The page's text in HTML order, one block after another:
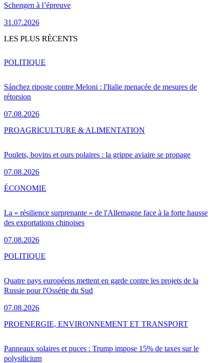
Schengen à l’épreuve
31.07.2026
LES PLUS RÉCENTS
Sánchez riposte contre Meloni : l'Italie menacée de mesures de
rétorsion
07.08.2026
POLITIQUE
Poulets, bovins et ours polaires : la grippe aviaire se propage
07.08.2026
PROAGRICULTURE & ALIMENTATION
La « résilience surprenante » de l'Allemagne face à la forte hausse
des exportations chinoises
07.08.2026
ÉCONOMIE
Quatre pays européens mettent en garde contre les projets de la
Russie pour l'Ossétie du Sud
07.08.2026
POLITIQUE
Panneaux solaires et puces : Trump impose 15% de taxes sur le
polysilicium
PROENERGIE, ENVIRONNEMENT ET TRANSPORT